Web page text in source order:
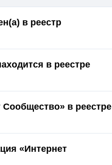
в реестр
в реестре
Сообщество» в реестре
«Интернет